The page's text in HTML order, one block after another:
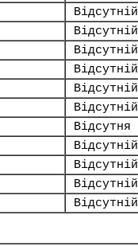
Відсутній
Відсутній
Відсутній
Відсутній
Відсутній
Відсутній
Відсутня
Відсутній
Відсутній
Відсутній
Відсутній